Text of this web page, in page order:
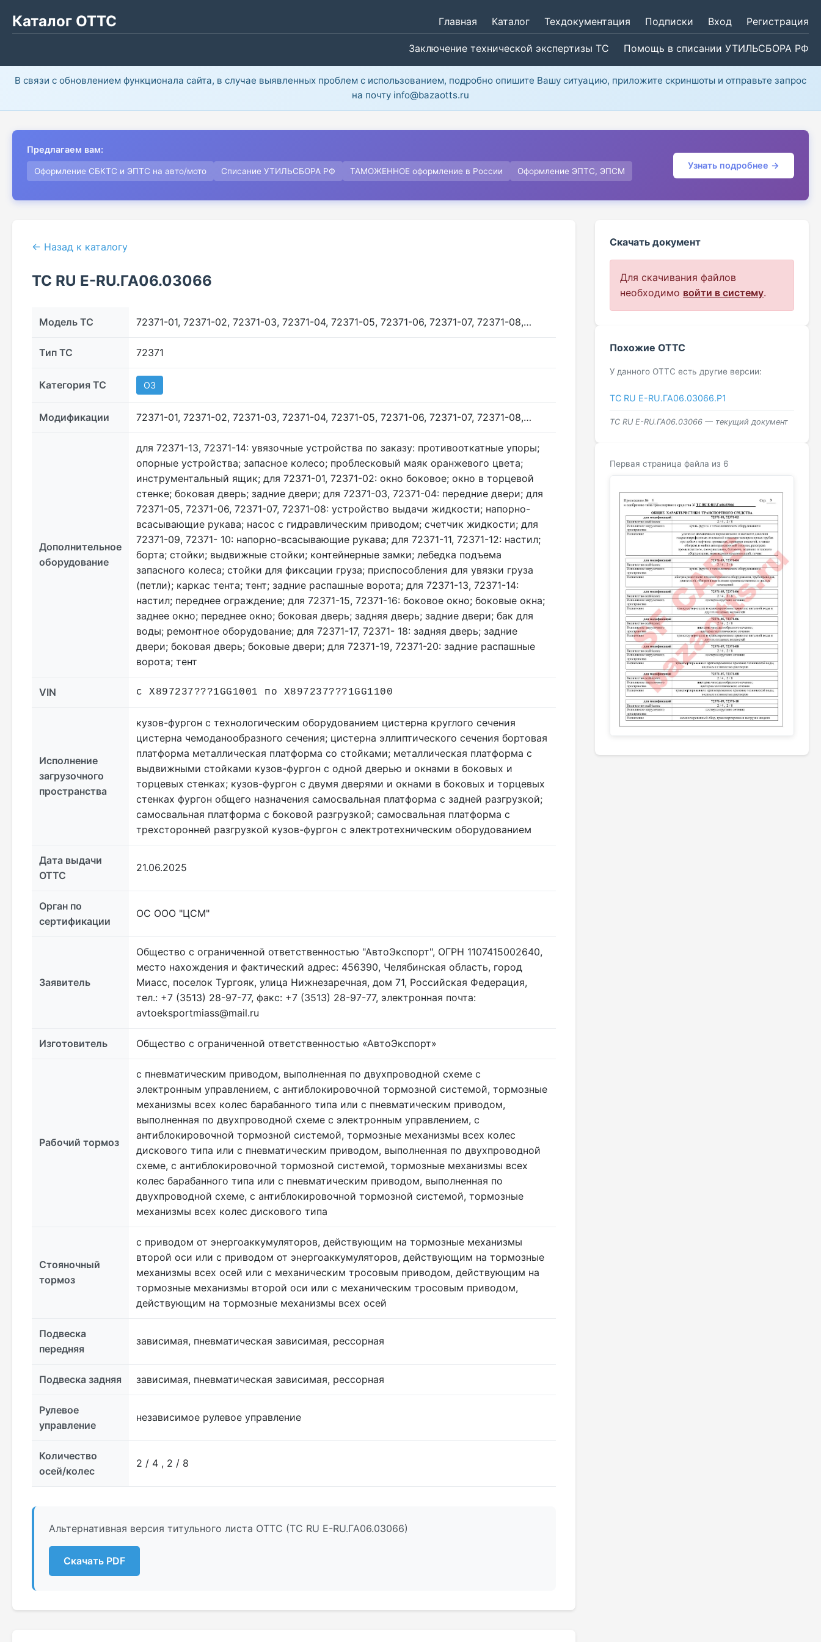
Каталог ОТТС Главная Каталог Техдокументация Подписки Вход Регистрация
Заключение технической экспертизы ТС Помощь в списании УТИЛЬСБОРА РФ
В связи с обновлением функционала сайта, в случае выявленных проблем с использованием, подробно опишите Вашу ситуацию, приложите скриншоты и отправьте запрос
на почту info@bazaotts.ru
Предлагаем вам:
Оформление СБКТС и ЭПТС на авто/мото Списание УТИЛЬСБОРА РФ ТАМОЖЕННОЕ оформление в России Оформление ЭПТС, ЭПСМ
Узнать подробнее →
← Назад к каталогу
ТС RU Е-RU.ГА06.03066
Модель ТС 72371-01, 72371-02, 72371-03, 72371-04, 72371-05, 72371-06, 72371-07, 72371-08,…
Тип ТС 72371
Категория ТС O3
Модификации 72371-01, 72371-02, 72371-03, 72371-04, 72371-05, 72371-06, 72371-07, 72371-08,…
Дополнительное
оборудование
для 72371-13, 72371-14: увязочные устройства по заказу: противооткатные упоры;
опорные устройства; запасное колесо; проблесковый маяк оранжевого цвета;
инструментальный ящик; для 72371-01, 72371-02: окно боковое; окно в торцевой
стенке; боковая дверь; задние двери; для 72371-03, 72371-04: передние двери; для
72371-05, 72371-06, 72371-07, 72371-08: устройство выдачи жидкости; напорно-
всасывающие рукава; насос с гидравлическим приводом; счетчик жидкости; для
72371-09, 72371- 10: напорно-всасывающие рукава; для 72371-11, 72371-12: настил;
борта; стойки; выдвижные стойки; контейнерные замки; лебедка подъема
запасного колеса; стойки для фиксации груза; приспособления для увязки груза
(петли); каркас тента; тент; задние распашные ворота; для 72371-13, 72371-14:
настил; переднее ограждение; для 72371-15, 72371-16: боковое окно; боковые окна;
заднее окно; переднее окно; боковая дверь; задняя дверь; задние двери; бак для
воды; ремонтное оборудование; для 72371-17, 72371- 18: задняя дверь; задние
двери; боковая дверь; боковые двери; для 72371-19, 72371-20: задние распашные
ворота; тент
VIN с X897237???1GG1001 по X897237???1GG1100
Исполнение
загрузочного
пространства
кузов-фургон с технологическим оборудованием цистерна круглого сечения
цистерна чемоданообразного сечения; цистерна эллиптического сечения бортовая
платформа металлическая платформа со стойками; металлическая платформа с
выдвижными стойками кузов-фургон с одной дверью и окнами в боковых и
торцевых стенках; кузов-фургон с двумя дверями и окнами в боковых и торцевых
стенках фургон общего назначения самосвальная платформа с задней разгрузкой;
самосвальная платформа с боковой разгрузкой; самосвальная платформа с
трехсторонней разгрузкой кузов-фургон с электротехническим оборудованием
Дата выдачи
ОТТС
21.06.2025
Орган по
сертификации
ОС ООО "ЦСМ"
Заявитель
Общество с ограниченной ответственностью "АвтоЭкспорт", ОГРН 1107415002640,
место нахождения и фактический адрес: 456390, Челябинская область, город
Миасс, поселок Тургояк, улица Нижнезаречная, дом 71, Российская Федерация,
тел.: +7 (3513) 28-97-77, факс: +7 (3513) 28-97-77, электронная почта:
avtoeksportmiass@mail.ru
Изготовитель Общество с ограниченной ответственностью «АвтоЭкспорт»
Рабочий тормоз
с пневматическим приводом, выполненная по двухпроводной схеме с
электронным управлением, с антиблокировочной тормозной системой, тормозные
механизмы всех колес барабанного типа или с пневматическим приводом,
выполненная по двухпроводной схеме с электронным управлением, с
антиблокировочной тормозной системой, тормозные механизмы всех колес
дискового типа или с пневматическим приводом, выполненная по двухпроводной
схеме, с антиблокировочной тормозной системой, тормозные механизмы всех
колес барабанного типа или с пневматическим приводом, выполненная по
двухпроводной схеме, с антиблокировочной тормозной системой, тормозные
механизмы всех колес дискового типа
Стояночный
тормоз
с приводом от энергоаккумуляторов, действующим на тормозные механизмы
второй оси или с приводом от энергоаккумуляторов, действующим на тормозные
механизмы всех осей или с механическим тросовым приводом, действующим на
тормозные механизмы второй оси или с механическим тросовым приводом,
действующим на тормозные механизмы всех осей
Подвеска
передняя
зависимая, пневматическая зависимая, рессорная
Подвеска задняя зависимая, пневматическая зависимая, рессорная
Рулевое
управление
независимое рулевое управление
Количество
осей/колес
2 / 4 , 2 / 8
Альтернативная версия титульного листа ОТТС (ТС RU Е-RU.ГА06.03066)
Скачать PDF
Скачать документ
Для скачивания файлов
необходимо войти в систему.
Похожие ОТТС
У данного ОТТС есть другие версии:
ТС RU Е-RU.ГА06.03066.Р1
ТС RU Е-RU.ГА06.03066 — текущий документ
Первая страница файла из 6